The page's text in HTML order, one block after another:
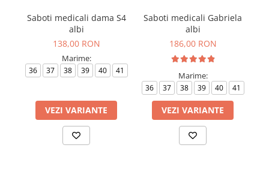
Saboti medicali dama S4
albi
138,00 RON
Marime:
36 37 38 39 40 41
VEZI VARIANTE
Saboti medicali Gabriela
albi
186,00 RON
Marime:
36 37 38 39 40 41
VEZI VARIANTE